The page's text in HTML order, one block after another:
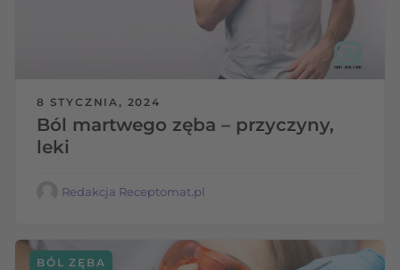
8 STYCZNIA, 2024
Ból martwego zęba – przyczyny,
leki
Redakcja Receptomat.pl
BÓL ZĘBA